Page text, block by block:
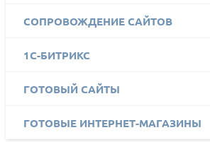
СОПРОВОЖДЕНИЕ САЙТОВ
1C-БИТРИКС
ГОТОВЫЙ САЙТЫ
ГОТОВЫЕ ИНТЕРНЕТ-МАГАЗИНЫ